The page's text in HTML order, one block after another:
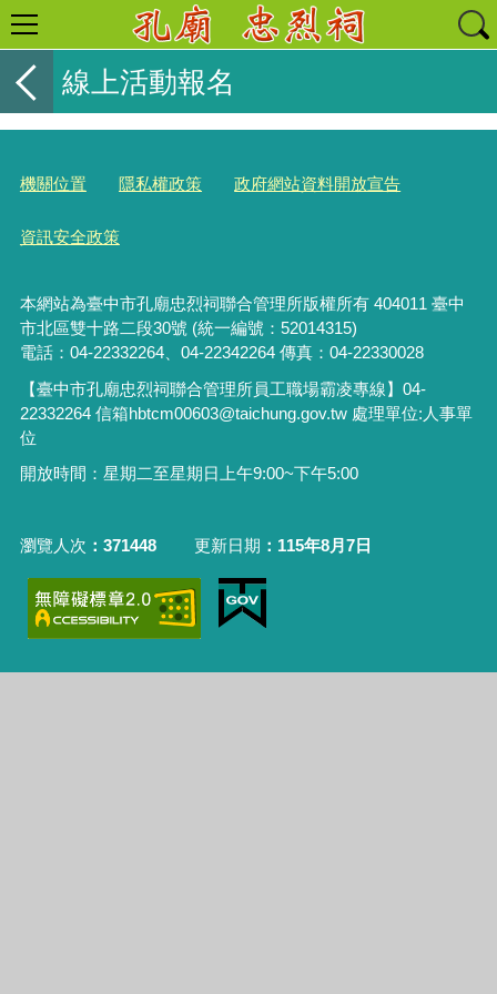
線上活動報名
機關位置 隱私權政策 政府網站資料開放宣告
資訊安全政策
本網站為臺中市孔廟忠烈祠聯合管理所版權所有 404011 臺中
市北區雙十路二段30號 (統一編號：52014315)
電話：04-22332264、04-22342264 傳真：04-22330028
【臺中市孔廟忠烈祠聯合管理所員工職場霸凌專線】 04-
22332264 信箱hbtcm00603@taichung.gov.tw 處理單位:人事單
位
開放時間：星期二至星期日上午9:00~下午5:00
瀏覽人次 371448 更新日期 115年8月7日